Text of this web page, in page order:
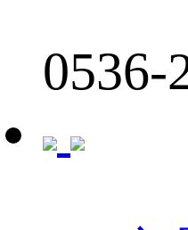
0536-